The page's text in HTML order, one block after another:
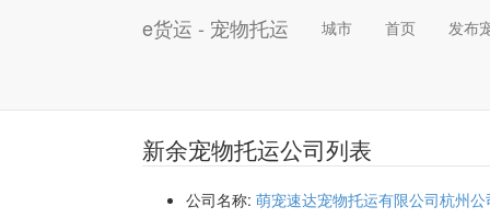
e货运 - 宠物托运 城市 首页 发布
新余宠物托运公司列表
公司名称: 萌宠速达宠物托运有限公司杭州公